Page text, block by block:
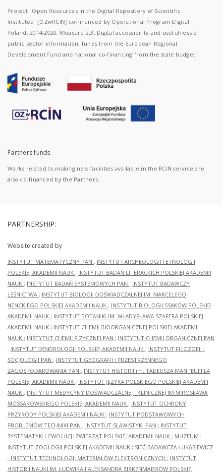
Project "Open Resources in the Digital Repository of Scientific
Institutes" [OZwRCIN] co-financed by Operational Program Digital
Poland, 2014-2020, Measure 2.3: Digital accessibility and usefulness of
public sector information; funds from the European Regional
Development Fund and national co-financing from the state budget.
Partners funds
Works related to making new facilities available in the RCIN service are
also co-financed by the Partners.
PARTNERSHIP:
Website created by
INSTYTUT MATEMATYCZNY PAN ; INSTYTUT ARCHEOLOGII I ETNOLOGII
POLSKIEJ AKADEMII NAUK ; INSTYTUT BADAŃ LITERACKICH POLSKIEJ AKADEMII
NAUK ; INSTYTUT BADAŃ SYSTEMOWYCH PAN ; INSTYTUT BADAWCZY
LEŚNICTWA ; INSTYTUT BIOLOGII DOŚWIADCZALNEJ IM. MARCELEGO
NENCKIEGO POLSKIEJ AKADEMII NAUK ; INSTYTUT BIOLOGII SSAKÓW POLSKIEJ
AKADEMII NAUK ; INSTYTUT BOTANIKI IM. WŁADYSŁAWA SZAFERA POLSKIEJ
AKADEMII NAUK ; INSTYTUT CHEMII BIOORGANICZNEJ POLSKIEJ AKADEMII
NAUK ; INSTYTUT CHEMII FIZYCZNEJ PAN ; INSTYTUT CHEMII ORGANICZNEJ PAN
; INSTYTUT DENDROLOGII POLSKIEJ AKADEMII NAUK ; INSTYTUT FILOZOFII I
SOCJOLOGII PAN ; INSTYTUT GEOGRAFII I PRZESTRZENNEGO
ZAGOSPODAROWANIA PAN ; INSTYTUT HISTORII im. TADEUSZA MANTEUFFLA
POLSKIEJ AKADEMII NAUK ; INSTYTUT JĘZYKA POLSKIEGO POLSKIEJ AKADEMII
NAUK ; INSTYTUT MEDYCYNY DOŚWIADCZALNEJ I KLINICZNEJ IM.MIROSŁAWA
MOSSAKOWSKIEGO POLSKIEJ AKADEMII NAUK ; INSTYTUT OCHRONY
PRZYRODY POLSKIEJ AKADEMII NAUK ; INSTYTUT PODSTAWOWYCH
PROBLEMÓW TECHNIKI PAN ; INSTYTUT SLAWISTYKI PAN ; INSTYTUT
SYSTEMATYKI I EWOLUCJI ZWIERZĄT POLSKIEJ AKADEMII NAUK ; MUZEUM I
INSTYTUT ZOOLOGII POLSKIEJ AKADEMII NAUK ; SIEĆ BADAWCZA ŁUKASIEWICZ
- INSTYTUT TECHNOLOGII MATERIAŁÓW ELEKTRONICZNYCH ; INSTYTUT
HISTORII NAUKI IM. LUDWIKA I ALEKSANDRA BIRKENMAJERÓW POLSKIEJ